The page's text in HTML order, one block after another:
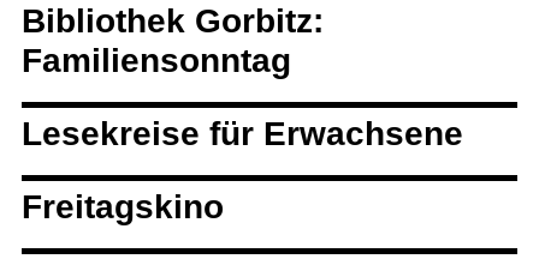
Bibliothek Gorbitz:
Familiensonntag
Lesekreise für Erwachsene
Freitagskino